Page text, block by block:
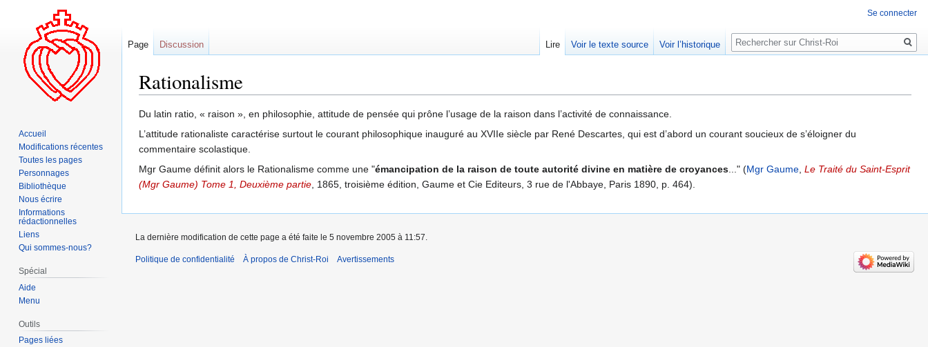
Rationalisme
Aller
à
Aller
à
Du latin ratio, « raison », en philosophie, attitude de pensée qui prône l’usage de la raison dans l’activité de connaissance.
L’attitude rationaliste caractérise surtout le courant philosophique inauguré au XVIIe siècle par René Descartes, qui est d’abord un courant soucieux de s’éloigner du
commentaire scolastique.
Mgr Gaume définit alors le Rationalisme comme une "émancipation de la raison de toute autorité divine en matière de croyances..." (Mgr Gaume, Le Traité du Saint-Esprit
(Mgr Gaume) Tome 1, Deuxième partie, 1865, troisième édition, Gaume et Cie Editeurs, 3 rue de l'Abbaye, Paris 1890, p. 464).
Se connecter
Page Discussion Lire Voir le texte source Voir l’historique
Rechercher
Accueil
Modifications récentes
Toutes les pages
Personnages
Bibliothèque
Nous écrire
Informations
rédactionnelles
Liens
Qui sommes-nous?
Spécial
Aide
Menu
Outils
Pages liées
La dernière modification de cette page a été faite le 5 novembre 2005 à 11:57.
Politique de confidentialité À propos de Christ-Roi Avertissements